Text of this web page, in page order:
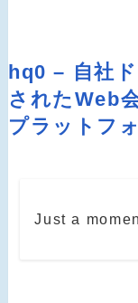
hq0 – 自社
されたWeb
プラットフ
Just a